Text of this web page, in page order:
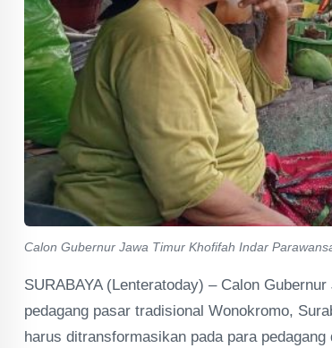
Calon Gubernur Jawa Timur Khofifah Indar
SURABAYA (Lenteratoday) – Calon
pedagang pasar tradisional Wonokromo,
harus ditransformasikan pada para